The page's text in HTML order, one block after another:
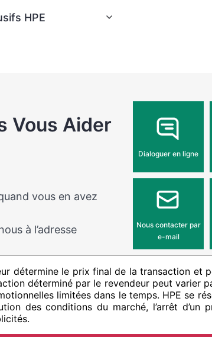
HPE
Vous Aider
vous en avez
à l’adresse
Dialoguer en ligne
Nous contacter par
e-mail
détermine le prix final de la transaction et
déterminé par le revendeur peut varier
limitées dans le temps. HPE se
des conditions du marché, l’arrêt